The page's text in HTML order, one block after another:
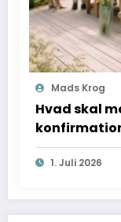
Mads Krog
Hvad skal
og
1. Juli 2026